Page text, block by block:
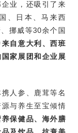
业，还吸引了来
、日本、马来西
挪威等30余个国
来自意大利、西班
家展团和企业展
人参、鹿茸等名
与养生至宝倾情
养保健品、海外膳